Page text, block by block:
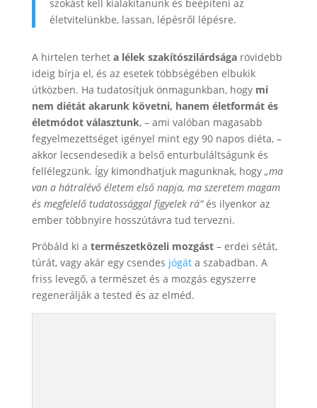
szokást kell kialakítanunk és beépíteni az
életvitelünkbe, lassan, lépésről lépésre.
A hirtelen terhet a lélek szakítószilárdságarövidebb
ideig bírja el, és az esetek többségében elbukik
útközben. Ha tudatosítjuk önmagunkban, hogy mi
nem diétát akarunk követni, hanem életformát és
életmódot választunk, – ami valóban magasabb
fegyelmezettséget igényel mint egy 90 napos diéta, –
akkor lecsendesedik a belső enturbuláltságunk és
fellélegzünk. Így kimondhatjuk magunknak, hogy „ma
van a hátralévő életem első napja, ma szeretem magam
és megfelelő tudatossággal figyelek rá”és ilyenkor az
ember többnyire hosszútávra tud tervezni.
Próbáld ki a természetközeli mozgást– erdei sétát,
túrát, vagy akár egy csendes jógáta szabadban. A
friss levegő, a természet és a mozgás egyszerre
regenerálják a tested és az elméd.